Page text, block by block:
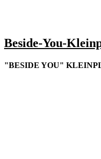
Beside-You-
"BESIDE YOU"